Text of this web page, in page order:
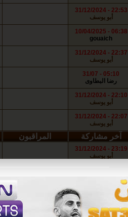
22:53 - 31/12/2024
أبو يوسف
06:38 - 10/04/2025
gouaich
22:37 - 31/12/2024
أبو يوسف
05:10 - 31/07
رضا البطاوى
22:10 - 31/12/2024
أبو يوسف
22:07 - 31/12/2024
أبو يوسف
آخر مشاركة المراقبون
23:19 - 31/12/2024
أبو يوسف
23:01 - 31/12/2024
22:59 - 31/12/2024